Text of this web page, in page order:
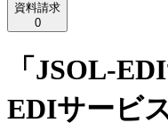
資料請求
0
「JSOL-
EDIサービ